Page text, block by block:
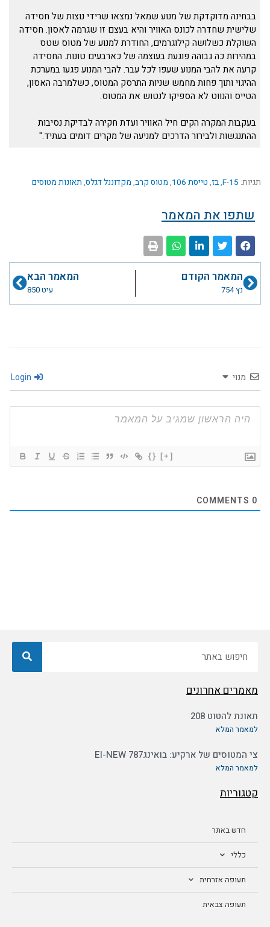
בבחינה מדוקדקת של מנוע שמאל נמצאו שרידי נוצות של חסידה
שלישית שחדרה לכונס האוויר והיא בעצם זו שגרמה לאסון. חסידה
השוקלת כשלושה קילוגרמים, החודרת למנוע של מטוס שטס
במהירות כה גבוהה פוגעת בעוצמה של כארבעים טונות. החסידה
קרעה את להבי המנוע שעפו לכל עבר. להבי המנוע פגעו במערכת
ההיגוי ותוך פחות מחמש שניות התרסק המטוס, כשלמרבה האסון,
הטייס והנווט לא הספיקו לנטוש את המטוס.
בעקבות המקרה הקים חיל האוויר ועדת חקירה לבדיקת נסיבות
ההתנגשות ולבירור הדרכים למניעה של מקרים דומים בעתיד."
תגיות: F-15
,בז, טייסת 106 , מטוס קרב, מקדוננל דגלס, תאונות מטוסים
שתפו את המאמר
קודםהמאמר הקודם
נץ 754
המאמר הבא
עיט 850
הבא
מנוי
{} [+]
0
מאמרים אחרונים
תאונת להטוט 208
למאמר המלא
צי המטוסים של ארקיע: בואינג787 EI-NEW
למאמר המלא
קטגוריות
חדש באתר
כללי
תעופה אזרחית
תעופה צבאית